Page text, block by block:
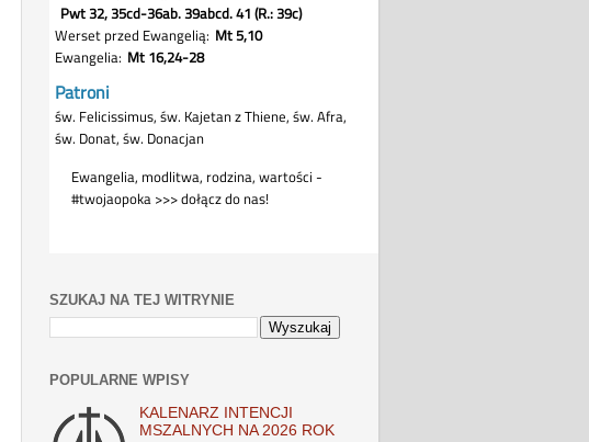
SZUKAJ NA TEJ WITRYNIE
POPULARNE WPISY
KALENARZ INTENCJI
MSZALNYCH NA 2026 ROK